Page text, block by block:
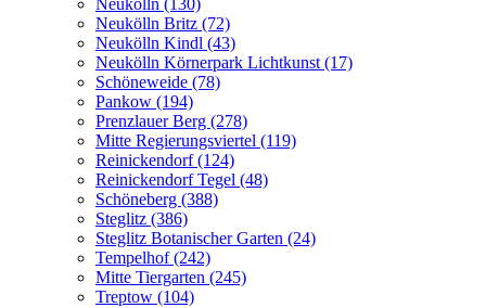
Neukölln (130)
Neukölln Britz (72)
Neukölln Kindl (43)
Neukölln Körnerpark Lichtkunst (17)
Schöneweide (78)
Pankow (194)
Prenzlauer Berg (278)
Mitte Regierungsviertel (119)
Reinickendorf (124)
Reinickendorf Tegel (48)
Schöneberg (388)
Steglitz (386)
Steglitz Botanischer Garten (24)
Tempelhof (242)
Mitte Tiergarten (245)
Treptow (104)